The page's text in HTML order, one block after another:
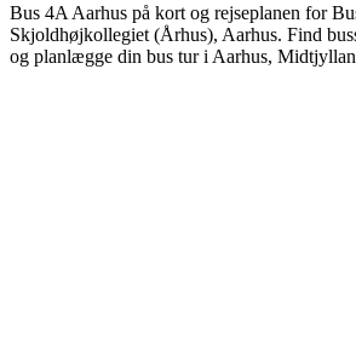
Bus 4A Aarhus på kort og rejseplanen for
Skjoldhøjkollegiet (Århus), Aarhus. Find
og planlægge din bus tur i Aarhus,